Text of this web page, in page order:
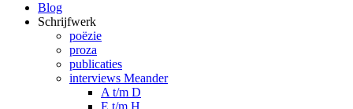
Blog
Schrijfwerk
poëzie
proza
publicaties
interviews Meander
A t/m D
E t/m H